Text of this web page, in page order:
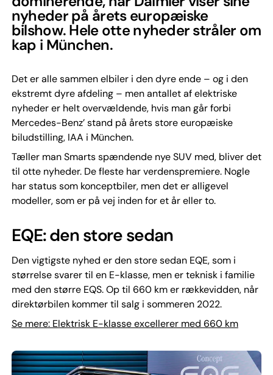
nyheder på årets europæiske
bilshow. Hele otte nyheder stråler om
kap i München.
Det er alle sammen elbiler i den dyre ende – og i den
ekstremt dyre afdeling – men antallet af elektriske
nyheder er helt overvældende, hvis man går forbi
Mercedes-Benz’ stand på årets store europæiske
biludstilling, IAA i München.
Tæller man Smarts spændende nye SUV med, bliver det
til otte nyheder. De fleste har verdenspremiere. Nogle
har status som konceptbiler, men det er alligevel
modeller, som er på vej inden for et år eller to.
EQE: den store sedan
Den vigtigste nyhed er den store sedan EQE, som i
størrelse svarer til en E-klasse, men er teknisk i familie
med den større EQS. Op til 660 km er rækkevidden, når
direktørbilen kommer til salg i sommeren 2022.
Se mere: Elektrisk E-klasse excellerer med 660 km